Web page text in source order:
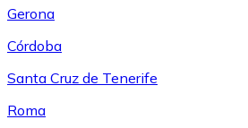
Gerona
Córdoba
Santa Cruz de Tenerife
Roma